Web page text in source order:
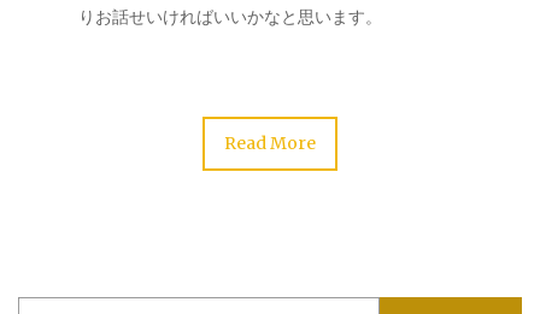
りお話せいければいいかなと思います。
Read More